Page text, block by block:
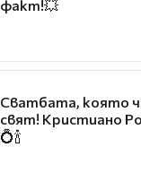
факт!💥
Сватбата, която
свят! Кристиано
💍🍾